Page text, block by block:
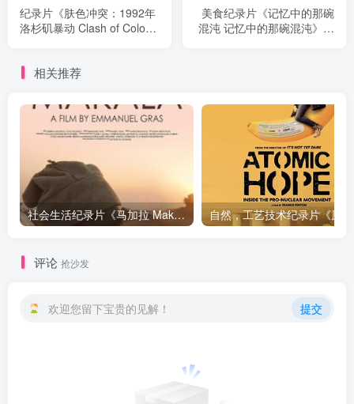
纪录片《肤色冲突：1992年
洛杉矶暴动 Clash of Colors:
美食纪录片《记忆中的那碗
混沌 记忆中的那碗混沌》下
相关推荐
社会生活纪录片《马加拉 Makala》下载
评论 抢沙发
欢迎您留下宝贵的见解！ 提交